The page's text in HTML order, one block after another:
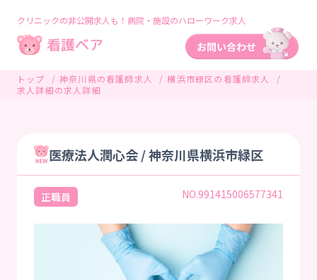
クリニックの非公開求人も！病院・施設のハローワーク求人
トップ 神奈川県の看護師求人
横浜市緑区の看護師求人
求人詳細の求人詳細
医療法人潤心会 / 神奈川県横浜市緑区
正職員 NO.991415006577341